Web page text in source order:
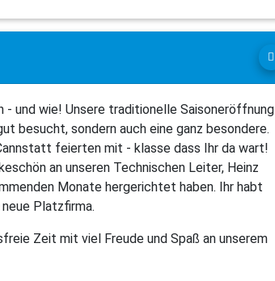
und wie! Unsere traditionelle Saisoneröffnung
besucht, sondern auch eine ganz besondere.
feierten mit - klasse dass Ihr da wart!
an unseren Technischen Leiter, Heinz
Monate hergerichtet haben. Ihr habt
Platzfirma.
Zeit mit viel Freude und Spaß an unserem